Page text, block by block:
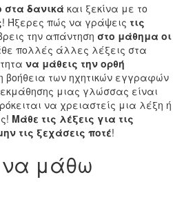
στα δανικά και ξεκίνα με το
! Ήξερες πώς να γράψεις τις
την απάντηση στο μάθημα οι
πολλές άλλες λέξεις στα
να μάθεις την ορθή
βοήθεια των ηχητικών εγγραφών
μιας γλώσσας είναι
να χρειαστείς μια λέξη ή
Μάθε τις λέξεις για τις
τις ξεχάσεις ποτέ!
να μάθω